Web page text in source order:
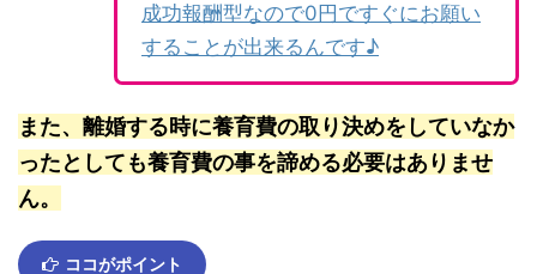
成功報酬型なので0円ですぐにお願い
することが出来るんです♪
また、離婚する時に養育費の取り決めをしていなか
ったとしても養育費の事を諦める必要はありませ
ん。
ココがポイント